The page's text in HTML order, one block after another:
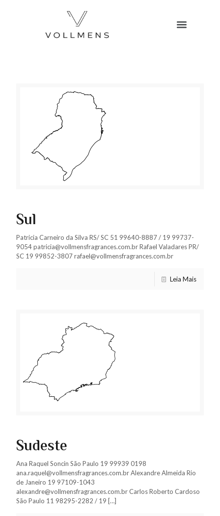
Sul
Patricia Carneiro da Silva RS/ SC 51 99640-8887 / 19 99737-
9054 patricia@vollmensfragrances.com.br Rafael Valadares PR/
SC 19 99852-3807 rafael@vollmensfragrances.com.br
Leia Mais
Sudeste
Ana Raquel Soncin São Paulo 19 99939 0198
ana.raquel@vollmensfragrances.com.br Alexandre Almeida Rio
de Janeiro 19 97109-1043
alexandre@vollmensfragrances.com.br Carlos Roberto Cardoso
São Paulo 11 98295-2282 / 19 […]